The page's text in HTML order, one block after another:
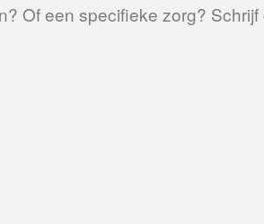
Of een specifieke zorg?